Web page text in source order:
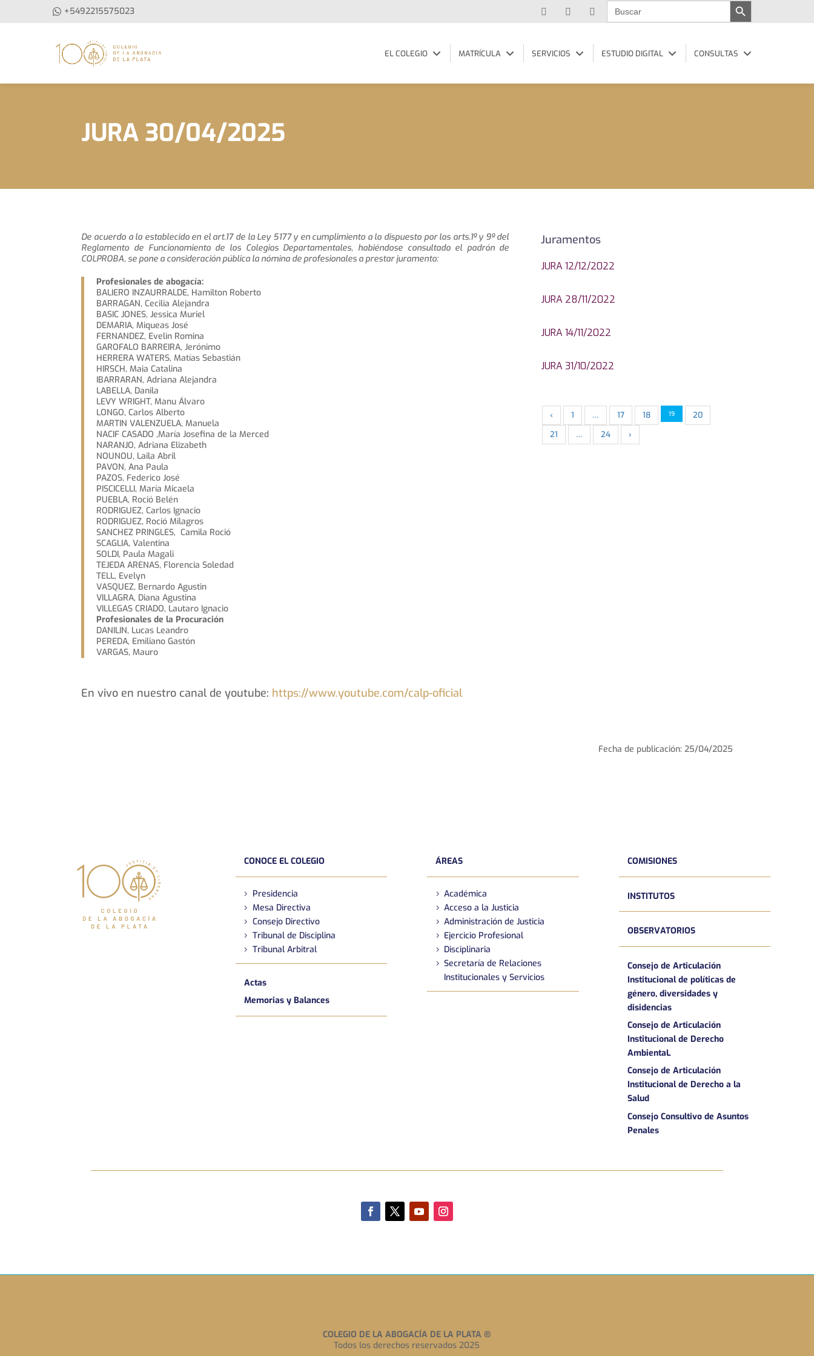
+5492215575023
Buscar:
EL COLEGIO MATRÍCULA SERVICIOS ESTUDIO DIGITAL CONSULTAS
JURA 30/04/2025
De acuerdo a lo establecido en el art.17 de la Ley 5177 y en cumplimiento a lo dispuesto por los arts.1º y 9º del
Reglamento de Funcionamiento de los Colegios Departamentales, habiéndose consultado el padrón de
COLPROBA, se pone a consideración pública la nómina de profesionales a prestar juramento:
Profesionales de abogacía:
BALIERO INZAURRALDE, Hamilton Roberto
BARRAGAN, Cecilia Alejandra
BASIC JONES, Jessica Muriel
DEMARIA, Miqueas José
FERNANDEZ, Evelin Romina
GAROFALO BARREIRA, Jerónimo
HERRERA WATERS, Matías Sebastián
HIRSCH, Maia Catalina
IBARRARAN, Adriana Alejandra
LABELLA, Danila
LEVY WRIGHT, Manu Álvaro
LONGO, Carlos Alberto
MARTIN VALENZUELA, Manuela
NACIF CASADO ,María Josefina de la Merced
NARANJO, Adriana Elizabeth
NOUNOU, Laila Abril
PAVON, Ana Paula
PAZOS, Federico José
PISCICELLI, María Micaela
PUEBLA, Roció Belén
RODRIGUEZ, Carlos Ignacio
RODRIGUEZ, Roció Milagros
SANCHEZ PRINGLES, Camila Roció
SCAGLIA, Valentina
SOLDI, Paula Magali
TEJEDA ARENAS, Florencia Soledad
TELL, Evelyn
VASQUEZ, Bernardo Agustin
VILLAGRA, Diana Agustina
VILLEGAS CRIADO, Lautaro Ignacio
Profesionales de la Procuración
DANILIN, Lucas Leandro
PEREDA, Emiliano Gastón
VARGAS, Mauro
En vivo en nuestro canal de youtube: https://www.youtube.com/calp-oficial
Juramentos
JURA 12/12/2022
JURA 28/11/2022
JURA 14/11/2022
JURA 31/10/2022
‹ 1 … 17 18 19
20
21
… 24 ›
Fecha de publicación: 25/04/2025
CONOCE EL COLEGIO
Presidencia
Mesa Directiva
Consejo Directivo
Tribunal de Disciplina
Tribunal Arbitral
Actas
Memorias y Balances
ÁREAS
Académica
Acceso a la Justicia
Administración de Justicia
Ejercicio Profesional
Disciplinaria
Secretaría de Relaciones
Institucionales y Servicios
COMISIONES
INSTITUTOS
OBSERVATORIOS
Consejo de Articulación
Institucional de políticas de
género, diversidades y
disidencias
Consejo de Articulación
Institucional de Derecho
AmbientaL
Consejo de Articulación
Institucional de Derecho a la
Salud
Consejo Consultivo de Asuntos
Penales
COLEGIO DE LA ABOGACÍA DE LA PLATA®
Todos los derechos reservados 2025